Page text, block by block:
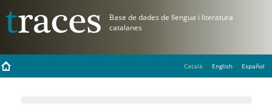
Català English Español